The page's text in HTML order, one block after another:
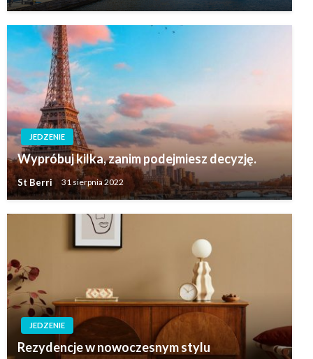
JEDZENIE
Wypróbuj kilka, zanim podejmiesz decyzję.
St Berri 31 sierpnia 2022
JEDZENIE
Rezydencje w nowoczesnym stylu